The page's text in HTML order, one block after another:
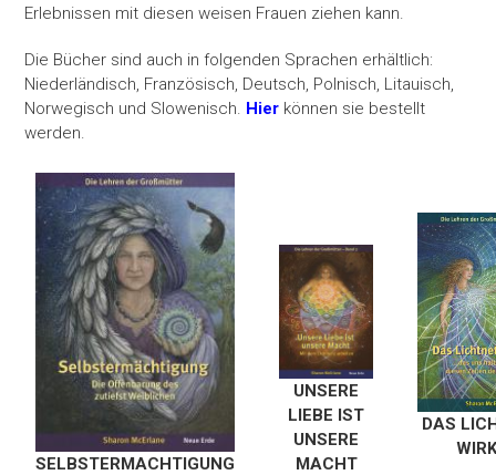
Erlebnissen mit diesen weisen Frauen ziehen kann.
Die Bücher sind auch in folgenden Sprachen erhältlich:
Niederländisch, Französisch, Deutsch, Polnisch, Litauisch,
Norwegisch und Slowenisch. Hier können sie bestellt
werden.
SELBSTERMACHTIGUNG
UNSERE
LIEBE IST
UNSERE
MACHT
DAS